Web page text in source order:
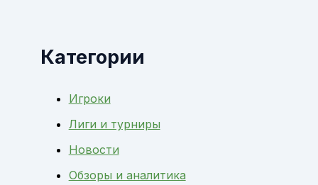
Категории
Игроки
Лиги и турниры
Новости
Обзоры и аналитика